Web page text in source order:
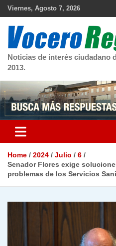
Skip
Viernes, Agosto 7, 2026
Noticias de interés ciudadano
2013.
Home 2024 Julio
6
Senador Flores exige
problemas de los Servicios